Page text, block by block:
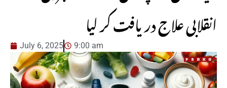
انقلابی علاج دریافت کر لیا
July 6, 2025 9:00 am